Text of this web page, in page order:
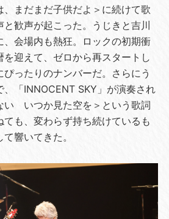
、まだまだ子供だよ＞に続けて歌
と歓声が起こった。うじきと吉川
会場内も熱狂。ロックの初期衝
迎えて、ゼロから再スタートし
ったりのナンバーだ。さらにう
、「INNOCENT SKY」が演奏され
い いつか見た空を＞という歌詞
も、変わらず持ち続けているも
響いてきた。